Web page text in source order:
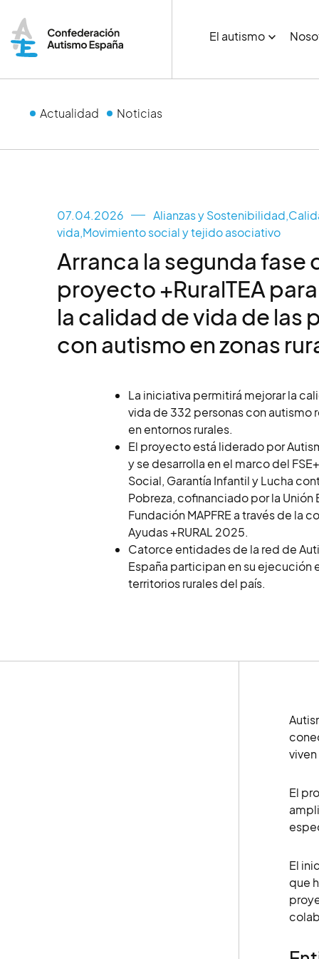
El autismo
Actualidad Noticias
07.04.2026 Alianzas y Sostenibilidad,
vida,Movimiento social y tejido asociativo
Arranca la segunda fase
proyecto +RuralTEA
la calidad de vida de las
con autismo en zonas
La iniciativa permitirá mejorar la
vida de 332 personas con autismo
en entornos rurales.
El proyecto está liderado por
y se desarrolla en el marco del
Social, Garantía Infantil y Lucha
Pobreza, cofinanciado por la Unión
Fundación MAPFRE a través de la
Ayudas +RURAL 2025.
Catorce entidades de la red de
España participan en su ejecución
territorios rurales del país.
viven
El
El
que